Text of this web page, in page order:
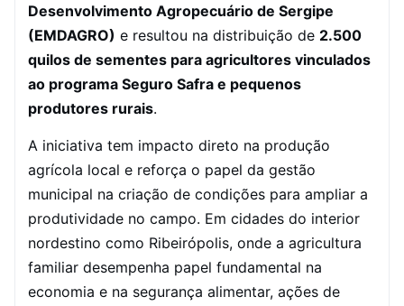
Desenvolvimento Agropecuário de Sergipe
(EMDAGRO) e resultou na distribuição de 2.500
quilos de sementes para agricultores vinculados
ao programa Seguro Safra e pequenos
produtores rurais.
A iniciativa tem impacto direto na produção
agrícola local e reforça o papel da gestão
municipal na criação de condições para ampliar a
produtividade no campo. Em cidades do interior
nordestino como Ribeirópolis, onde a agricultura
familiar desempenha papel fundamental na
economia e na segurança alimentar, ações de